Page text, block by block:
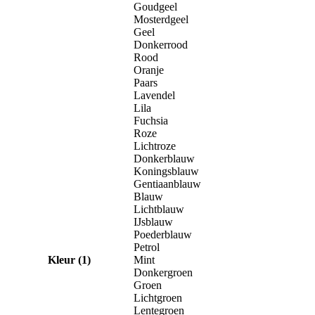
Kleur (1)
Goudgeel
Mosterdgeel
Geel
Donkerrood
Rood
Oranje
Paars
Lavendel
Lila
Fuchsia
Roze
Lichtroze
Donkerblauw
Koningsblauw
Gentiaanblauw
Blauw
Lichtblauw
IJsblauw
Poederblauw
Petrol
Mint
Donkergroen
Groen
Lichtgroen
Lentegroen